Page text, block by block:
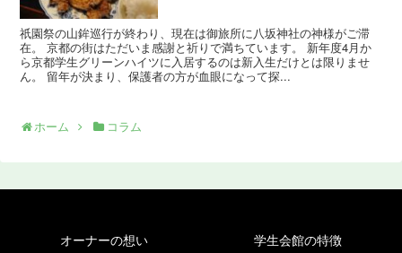
祇園祭の山鉾巡行が終わり、現在は御旅所に八坂神社の神様がご滞
在。 京都の街はただいま感謝と祈りで満ちています。 新年度4月か
ら京都学生グリーンハイツに入居するのは新入生だけとは限りませ
ん。 留年が決まり、保護者の方が血眼になって探...
ホーム コラム
オーナーの想い 学生会館の特徴